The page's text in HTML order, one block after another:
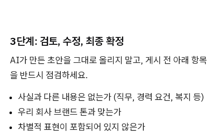
3단계: 검토, 수정, 최종 확정
AI가 만든 초안을 그대로 올리지 말고, 게시 전 아래 항목
을 반드시 점검하세요.
사실과 다른 내용은 없는가 (직무, 경력 요건, 복지 등)
우리 회사 브랜드 톤과 맞는가
차별적 표현이 포함되어 있지 않은가